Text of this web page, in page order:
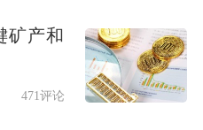
么会退市呢？究其
矿产和
471评论